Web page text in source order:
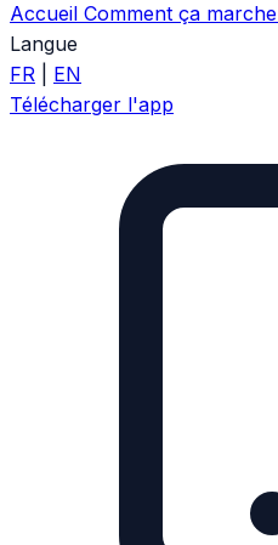
Accueil Comment ça marche
Langue
FR
EN
Télécharger l'app